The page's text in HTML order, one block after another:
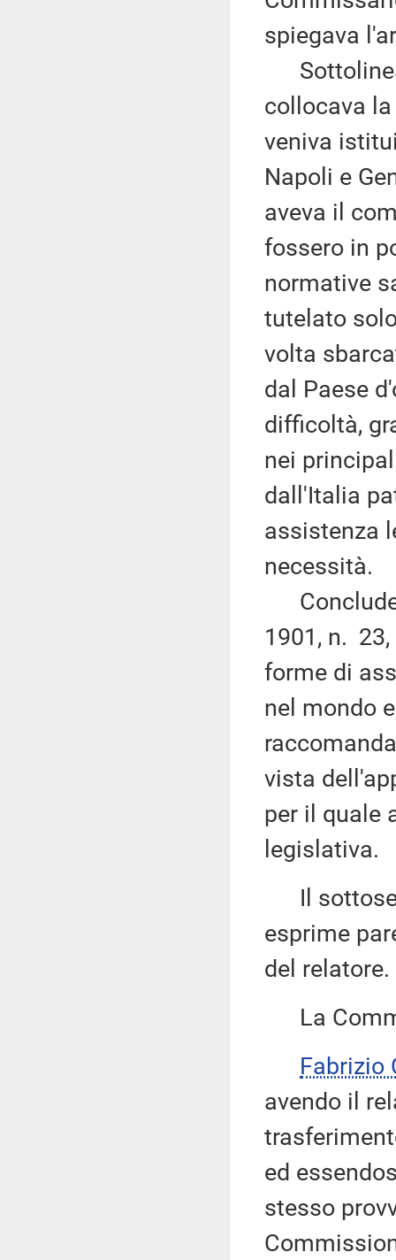
spiegava
collocava
veniva
Napoli e
aveva il
fossero in
normative
tutelato
volta
dal Paese
difficoltà,
nei
dall'Italia
assistenza
necessità.
1901, n.
forme di
nel mondo
vista
per il quale
legislativa.
Il
esprime
del relatore.
La
Fabrizio
avendo il
ed
stesso